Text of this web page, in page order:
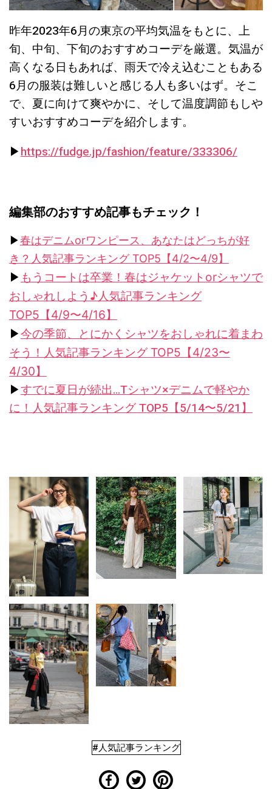
昨年2023年6月の東京の平均気温をもとに、上
旬、中旬、下旬のおすすめコーデを厳選。気温が
高くなる日もあれば、雨天で冷え込むこともある
6月の服装は難しいと感じる人も多いはず。そこ
で、夏に向けて爽やかに、そして温度調節もしや
すいおすすめコーデを紹介します。
▶︎https://fudge.jp/fashion/feature/333306/
編集部のおすすめ記事もチェック！
▶︎春はデニムorワンピース、あなたはどっちが好
き？人気記事ランキング TOP5【4/2〜4/9】
▶︎ もうコートは卒業！春はジャケットorシャツで
おしゃれしよう♪人気記事ランキング
TOP5【4/9〜4/16】
▶︎今の季節、とにかくシャツをおしゃれに着まわ
そう！人気記事ランキング TOP5【4/23〜
4/30】
▶︎すでに夏日が続出…Tシャツ×デニムで軽やか
に！人気記事ランキング TOP5【5/14〜5/21】
#人気記事ランキング